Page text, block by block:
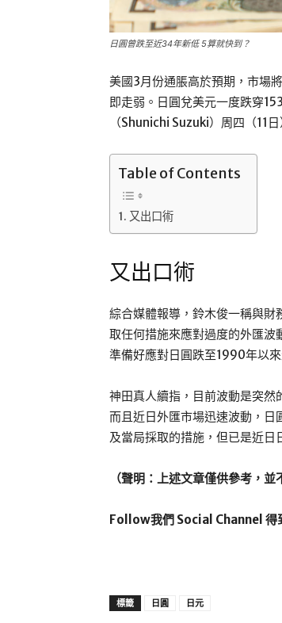
日圓曾跌至近34年新低 5算就快到？
美國3月份通脹高於預期，市場
即走弱。日圓兌美元一度跌穿
（Shunichi Suzuki）周四（11
Table of Contents
又出口術
又出口術
綜合媒體報導，鈴木俊一稱與
取任何措施來應對過度的外匯波
準備好應對日圓跌至1990年以
神田真人續指，目前波動是突然
而且近日外匯市場迅速波動，日
及當局採取的措施，但已是近日
（聲明：上述文章僅供參考，
Follow我們 Social Channel 得
標籤 日圓 日元